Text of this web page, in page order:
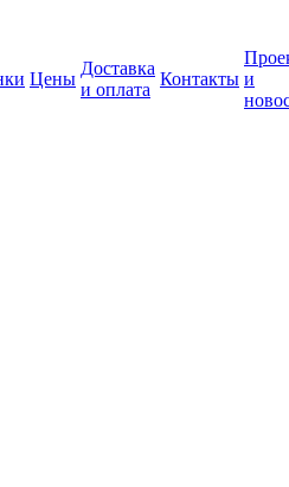
Цены
Доставка
и оплата
Контакты и